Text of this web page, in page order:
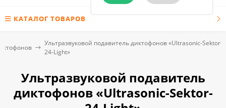
КАТАЛОГ ТОВАРОВ
Ультразвуковой подавитель диктофонов «Ultrasonic-Sektor-
24-Light»
Ультразвуковой подавитель
диктофонов «Ultrasonic-Sektor-